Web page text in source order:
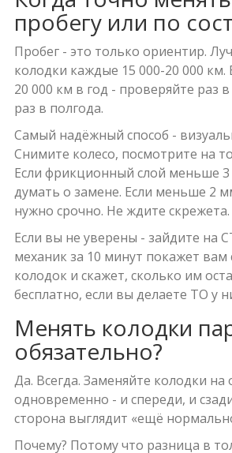
пробегу или по
Пробег - это только ориентир.
колодки каждые 15 000-20 000 км.
20 000 км в год - проверяйте раз в
раз в полгода.
Самый надёжный способ -
Снимите колесо, посмотрите на
Если фрикционный слой меньше
думать о замене. Если меньше 2
нужно срочно. Не ждите скрежета.
Если вы не уверены - зайдите на
механик за 10 минут покажет вам
колодок и скажет, сколько им
бесплатно, если вы делаете ТО у
Менять колодки
обязательно?
Да. Всегда. Заменяйте колодки на
одновременно - и спереди, и
сторона выглядит «ещё
Почему? Потому что разница в